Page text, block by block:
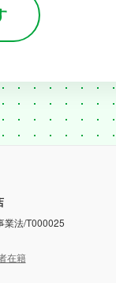
業法/T000025
在籍